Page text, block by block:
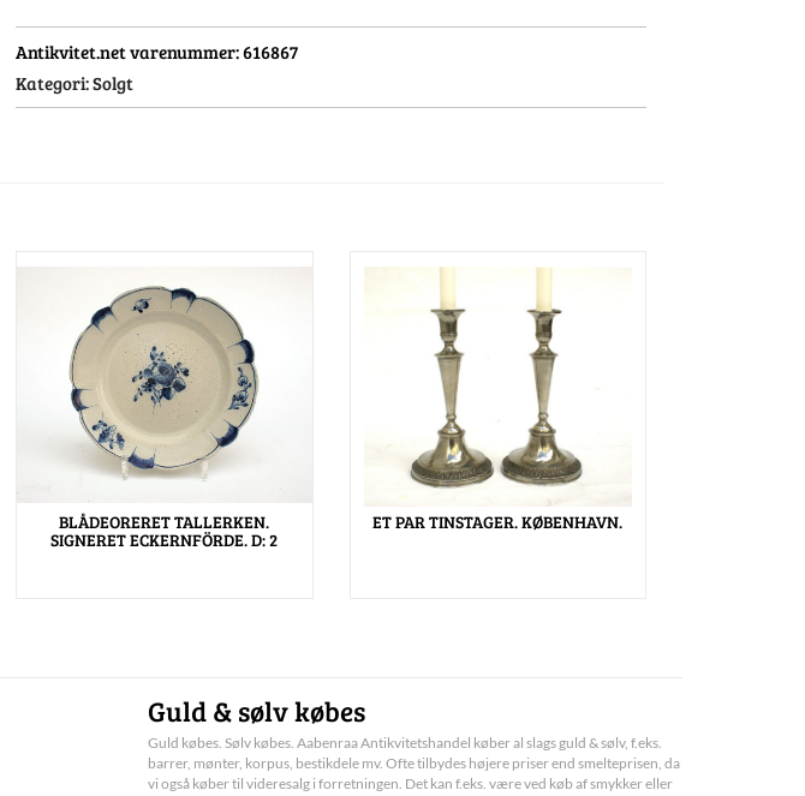
Antikvitet.net varenummer:616867
Kategori:Solgt
BLÅDEORERET TALLERKEN.
SIGNERET ECKERNFÖRDE. D: 2
ET PAR TINSTAGER. KØBENHAVN.
Guld & sølv købes
Guld købes. Sølv købes. Aabenraa Antikvitetshandel køber al slags guld & sølv, f.eks.
barrer, mønter, korpus, bestikdele mv. Ofte tilbydes højere priser end smelteprisen, da
vi også køber til videresalg i forretningen. Det kan f.eks. være ved køb af smykker eller